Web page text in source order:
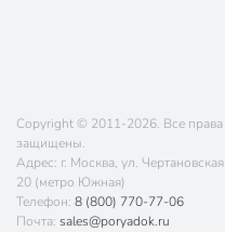
Copyright © 2011-2026. Все права
защищены.
Адрес: г. Москва, ул. Чертановская
20 (метро Южная)
Телефон: 8 (800) 770-77-06
Почта: sales@poryadok.ru